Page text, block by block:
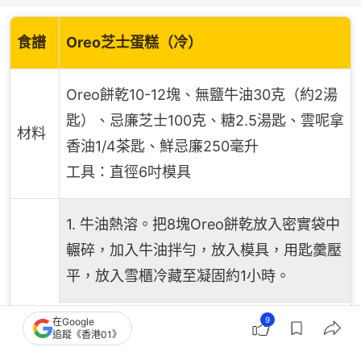
食譜 Oreo芝士蛋糕（冷）
材料
Oreo餅乾10-12塊、無鹽牛油30克（約2湯
匙）、忌廉芝士100克、糖2.5湯匙、雲呢拿
香油1/4茶匙、鮮忌廉250毫升
工具：直徑6吋模具
1. 牛油熱溶。把8塊Oreo餅乾放入密實袋中
輾碎，加入牛油拌勻，放入模具，用匙羹壓
平，放入雪櫃冷藏至凝固約1小時。
2. 忌廉拂打至企身，約3-5分鐘，放回雪櫃
在Google
追蹤《香港01》
9